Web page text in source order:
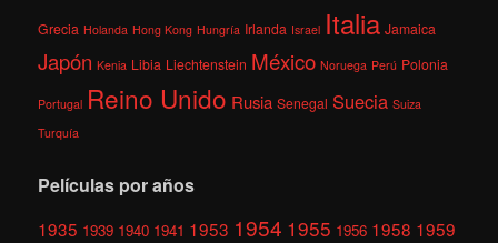
Grecia Holanda Hong Kong Hungría Irlanda Israel Italia Jamaica
Japón Kenia Libia Liechtenstein México Noruega Perú Polonia
Portugal Reino Unido Rusia Senegal Suecia Suiza
Turquía
Películas por años
1935 1939 1940 1941 1953 1954 1955 1956 1958 1959